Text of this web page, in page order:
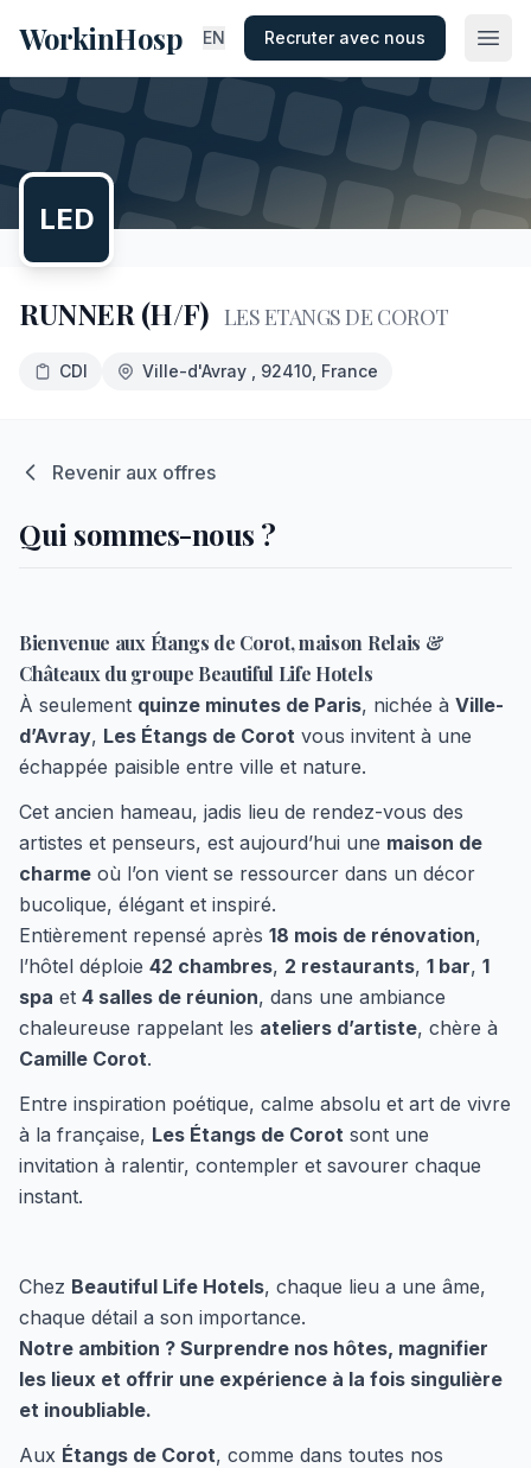
WorkinHosp EN Recruter avec nous
LED
RUNNER (H/F) LES ETANGS DE COROT
CDI Ville-d'Avray , 92410 , France
Revenir aux offres
Qui sommes-nous ?
Bienvenue aux Étangs de Corot, maison Relais &
Châteaux du groupe Beautiful Life Hotels
À seulement quinze minutes de Paris, nichée à Ville-
d’Avray, Les Étangs de Corot vous invitent à une
échappée paisible entre ville et nature.
Cet ancien hameau, jadis lieu de rendez-vous des
artistes et penseurs, est aujourd’hui une maison de
charme où l’on vient se ressourcer dans un décor
bucolique, élégant et inspiré.
Entièrement repensé après 18 mois de rénovation,
l’hôtel déploie 42 chambres, 2 restaurants, 1 bar, 1
spa et 4 salles de réunion, dans une ambiance
chaleureuse rappelant les ateliers d’artiste, chère à
Camille Corot.
Entre inspiration poétique, calme absolu et art de vivre
à la française, Les Étangs de Corot sont une
invitation à ralentir, contempler et savourer chaque
instant.
Chez Beautiful Life Hotels, chaque lieu a une âme,
chaque détail a son importance.
Notre ambition ? Surprendre nos hôtes, magnifier
les lieux et offrir une expérience à la fois singulière
et inoubliable.
Aux Étangs de Corot, comme dans toutes nos